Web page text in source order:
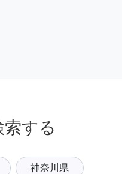
する
神奈川県